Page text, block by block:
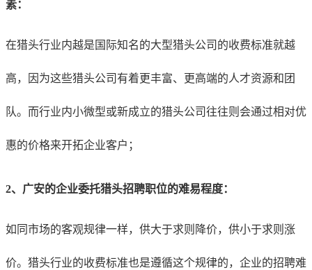
素：
在猎头行业内越是国际知名的大型猎头公司的收费标准就越
高，因为这些猎头公司有着更丰富、更高端的人才资源和团
队。而行业内小微型或新成立的猎头公司往往则会通过相对优
惠的价格来开拓企业客户；
2、 广安的企业委托猎头招聘职位的难易程度：
如同市场的客观规律一样，供大于求则降价，供小于求则涨
价。猎头行业的收费标准也是遵循这个规律的，企业的招聘难